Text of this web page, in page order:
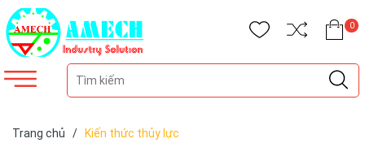
0
Trang chủ / Kiến thức thủy lực